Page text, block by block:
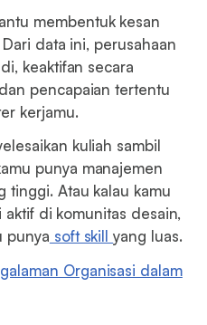
membentuk kesan
data ini, perusahaan
keaktifan secara
pencapaian tertentu
kerjamu.
kuliah sambil
punya manajemen
tinggi. Atau kalau kamu
di komunitas desain,
punya soft skillyang luas.
Organisasi dalam